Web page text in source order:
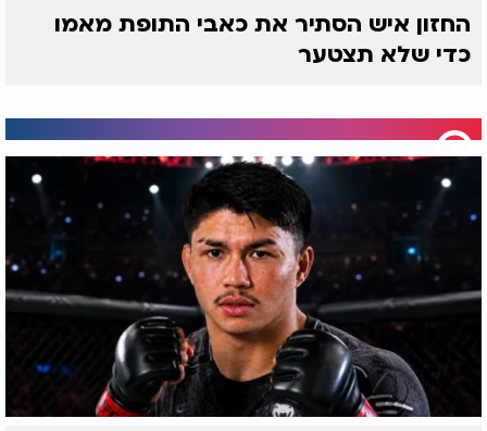
החזון איש הסתיר את כאבי התופת מאמו
כדי שלא תצטער